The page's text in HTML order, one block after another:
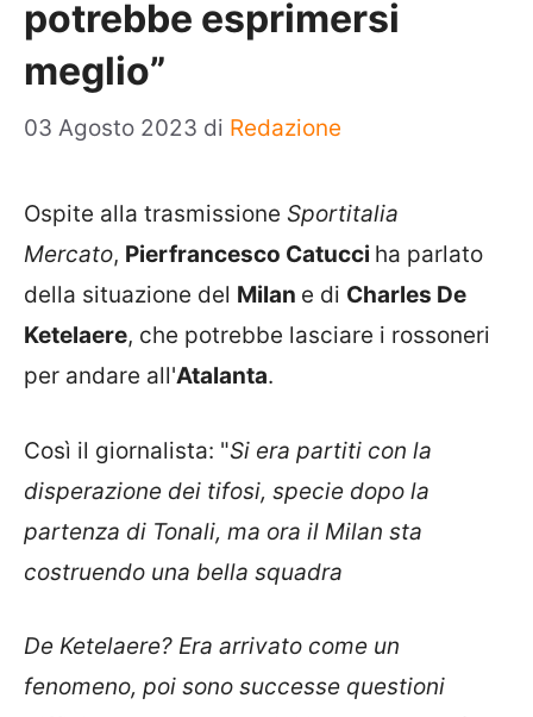
potrebbe esprimersi
meglio”
03 Agosto 2023 di Redazione
Ospite alla trasmissione Sportitalia
Mercato, Pierfrancesco Catucci ha parlato
della situazione del Milan e di Charles De
Ketelaere, che potrebbe lasciare i rossoneri
per andare all'Atalanta.
Così il giornalista: "Si era partiti con la
disperazione dei tifosi, specie dopo la
partenza di Tonali, ma ora il Milan sta
costruendo una bella squadra
De Ketelaere? Era arrivato come un
fenomeno, poi sono successe questioni